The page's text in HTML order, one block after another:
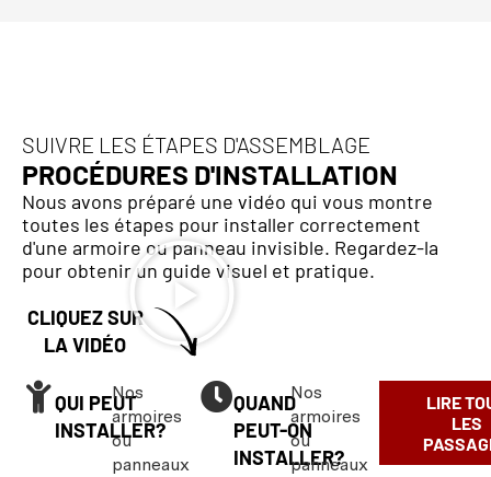
SUIVRE LES ÉTAPES D'ASSEMBLAGE
PROCÉDURES D'INSTALLATION
Nous avons préparé une vidéo qui vous montre
toutes les étapes pour installer correctement
d'une armoire ou panneau invisible. Regardez-la
pour obtenir un guide visuel et pratique.
CLIQUEZ SUR
LA VIDÉO
QUI PEUT
INSTALLER?
Nos
armoires
ou
panneaux
QUAND
PEUT-ON
INSTALLER?
Nos
armoires
ou
panneaux
LIRE
LES